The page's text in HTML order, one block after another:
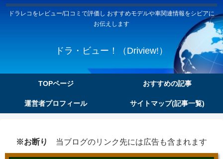
ドラレコをレビュー/口コミで評価し おすすめモデルや車関連情報をシビアに
お伝えします
ドラ・ビュー！（Driview!）
TOPページ おすすめの記事
運営者プロフィール サイトマップ(記事一覧)
※お断り 当ブログのリンク先には広告も含まれます